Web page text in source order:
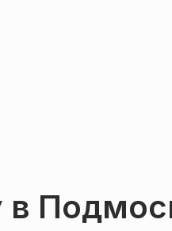
в